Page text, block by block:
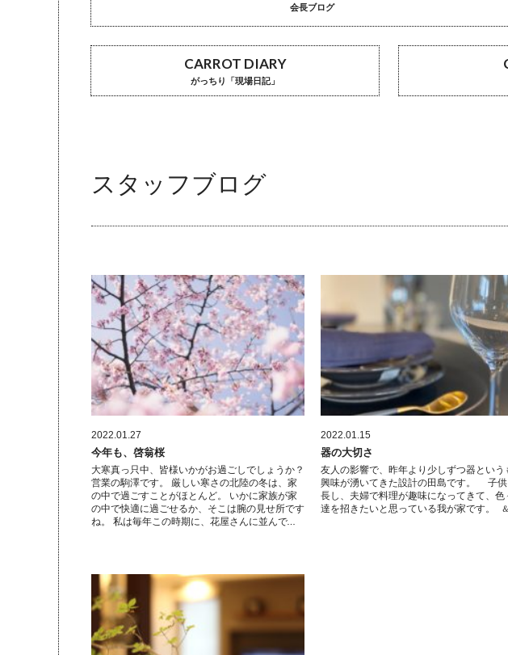
会長ブログ
CARROT DIARY
がっちり「現場日記」
スタッフブログ
2022.01.27
今年も、啓翁桜
大寒真っ只中、皆様いかがお過ごしでしょうか？
営業の駒澤です。 厳しい寒さの北陸の冬は、家
の中で過ごすことがほとんど。 いかに家族が家
の中で快適に過ごせるか、そこは腕の見せ所です
ね。 私は毎年この時期に、花屋さんに並んで…
2022.01.15
器の大切さ
友人の影響で、昨年より少しずつ器という
興味が湧いてきた設計の田島です。 子
長し、夫婦で料理が趣味になってきて、色
達を招きたいと思っている我が家です。